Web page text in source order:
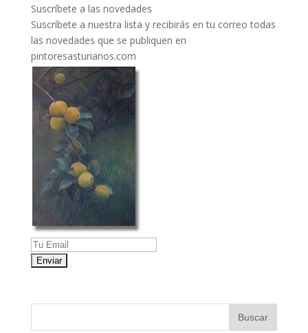
Suscríbete a las novedades
Suscríbete a nuestra lista y recibirás en tu correo todas
las novedades que se publiquen en
pintoresasturianos.com